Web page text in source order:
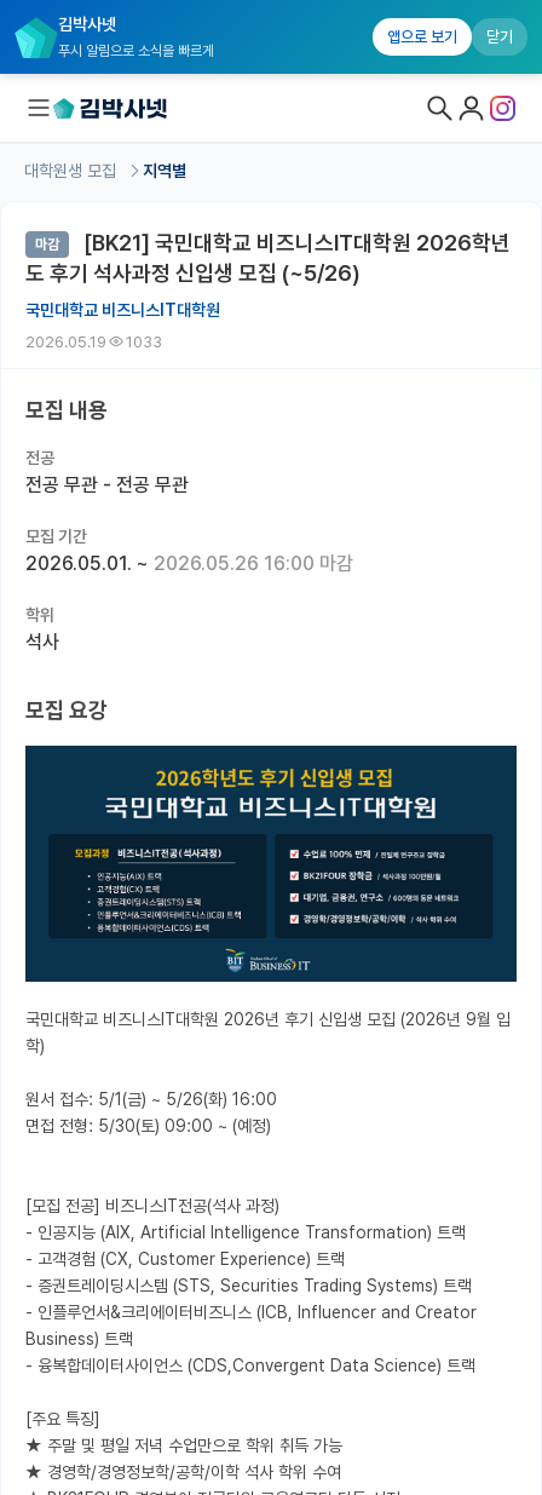
김박사넷
푸시 알림으로 소식을 빠르게
앱으로 보기 닫기
대학원생 모집 홈
기관별 모집 정보
연구실별 모집 정보
전공별 모집 정보
국내대학원 정보
연구실&오픈랩
커리어
반도체 아카데미
재팬라운지 🌸
대학원생 모집 지역별
마감
[BK21] 국민대학교 비즈니스IT대학원 2026학년
도 후기 석사과정 신입생 모집 (~5/26)
국민대학교 비즈니스IT대학원
2026.05.19 1033
모집 내용
전공
전공 무관 - 전공 무관
모집 기간
2026.05.01. ~ 2026.05.26 16:00 마감
학위
석사
모집 요강
국민대학교 비즈니스IT대학원 2026년 후기 신입생 모집 (2026년 9월 입
학)
원서 접수: 5/1(금) ~ 5/26(화) 16:00
면접 전형: 5/30(토) 09:00 ~ (예정)
[모집 전공] 비즈니스IT전공(석사 과정)
- 인공지능 (AIX, Artificial Intelligence Transformation) 트랙
- 고객경험 (CX, Customer Experience) 트랙
- 증권트레이딩시스템 (STS, Securities Trading Systems) 트랙
- 인플루언서&크리에이터비즈니스 (ICB, Influencer and Creator
Business) 트랙
- 융복합데이터사이언스 (CDS,Convergent Data Science) 트랙
[주요 특징]
★ 주말 및 평일 저녁 수업만으로 학위 취득 가능
★ 경영학/경영정보학/공학/이학 석사 학위 수여